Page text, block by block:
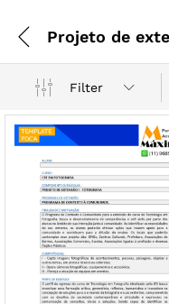
Filter